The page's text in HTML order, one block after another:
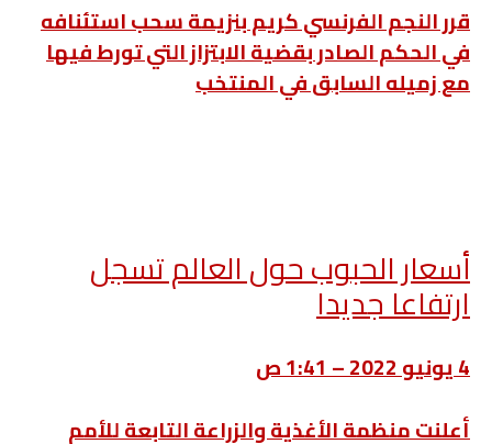
قرر النجم الفرنسي كريم بنزيمة سحب استئنافه
في الحكم الصادر بقضية الابتزاز التي تورط فيها
مع زميله السابق في المنتخب
أسعار الحبوب حول العالم تسجل
ارتفاعا جديدا
4 يونيو 2022 – 1:41 ص
أعلنت منظمة الأغذية والزراعة التابعة للأمم